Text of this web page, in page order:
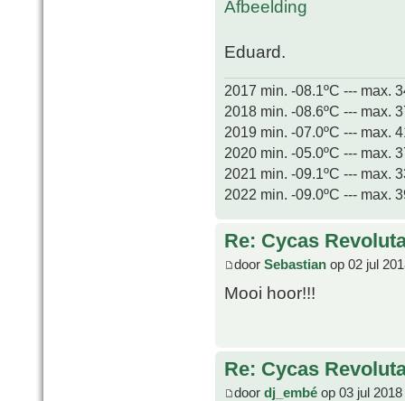
Eduard.
2017 min. -08.1ºC --- max.
2018 min. -08.6ºC --- max.
2019 min. -07.0ºC --- max.
2020 min. -05.0ºC --- max.
2021 min. -09.1ºC --- max.
2022 min. -09.0ºC --- max.
Re: Cycas
door Sebastian op 02 jul
Mooi hoor!!!
Re: Cycas
door dj_embé op 03 jul